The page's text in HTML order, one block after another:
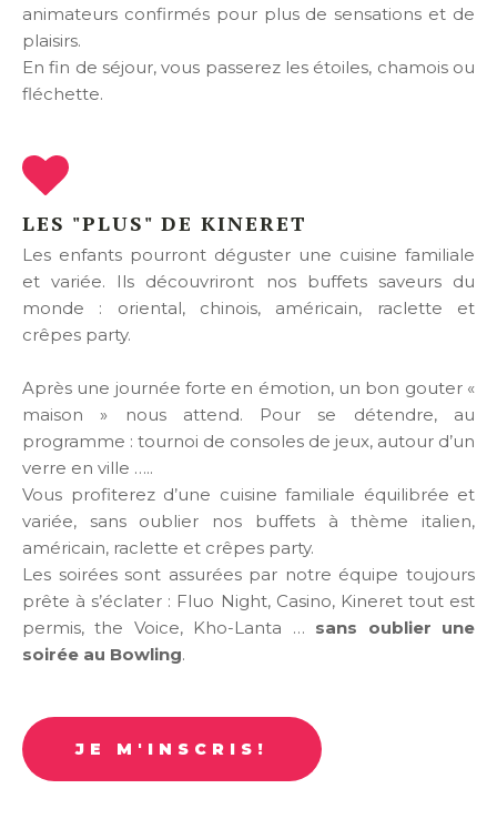
animateurs confirmés pour plus de sensations et de
plaisirs.
En fin de séjour, vous passerez les étoiles, chamois ou
fléchette.
LES "PLUS" DE KINERET
Les enfants pourront déguster une cuisine familiale
et variée. Ils découvriront nos buffets saveurs du
monde : oriental, chinois, américain, raclette et
crêpes party.
Après une journée forte en émotion, un bon gouter «
maison » nous attend. Pour se détendre, au
programme : tournoi de consoles de jeux, autour d’un
verre en ville …..
Vous profiterez d’une cuisine familiale équilibrée et
variée, sans oublier nos buffets à thème italien,
américain, raclette et crêpes party.
Les soirées sont assurées par notre équipe toujours
prête à s’éclater : Fluo Night, Casino, Kineret tout est
permis, the Voice, Kho-Lanta … sans oublier une
soirée au Bowling.
JE M'INSCRIS!